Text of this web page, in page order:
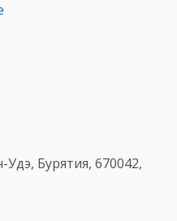
Бурятия, 670042,